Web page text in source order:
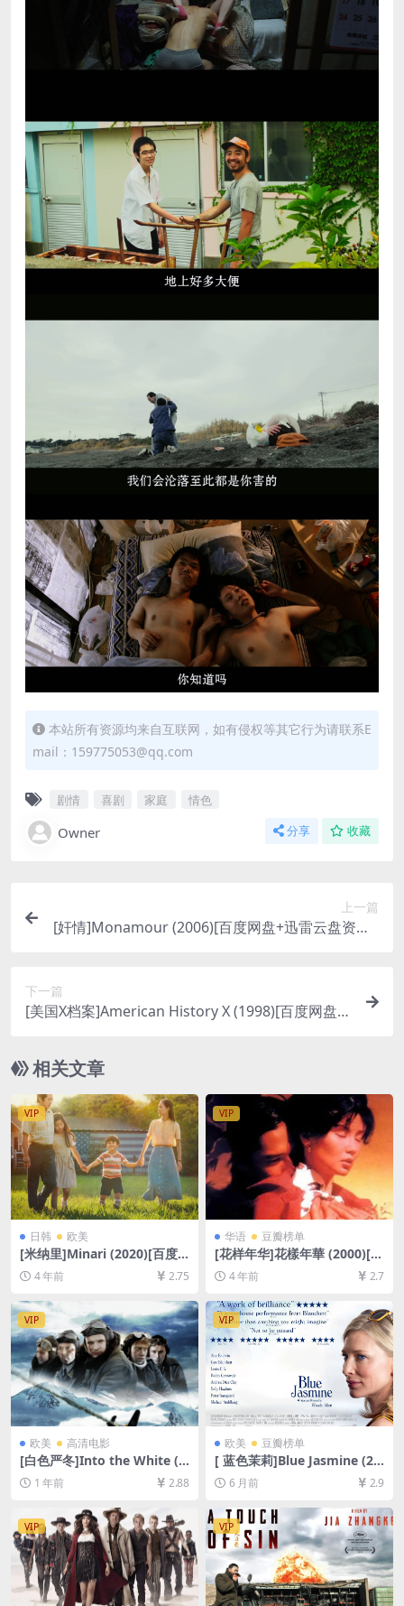
本站所有资源均来自互联网，如有侵权等其它行为请联系E
mail：159775053@qq.com
剧情 喜剧 家庭 情色
Owner 分享 收藏
上一篇
[奸情]Monamour (2006)[百度网盘+迅雷云盘资源1
（含解压密码）】
下一篇
[美国X档案]American History X (1998)[百度网盘
字幕]
相关文章
VIP
日韩 欧美
[米纳里]Minari (2020)[百度
网盘+迅雷云盘资源1080P超
清未删减][MP4/7.2GB][中文
字幕]
4 年前 2.75
VIP
华语 豆瓣榜单
[花样年华]花樣年華 (2000)[百
度网盘+迅雷云盘资源1080P
超清未删减][MP4/6.2GB][粤
语中字]
4 年前 2.7
VIP
欧美 高清电影
[白色严冬]Into the White (2
012)[百度网盘+夸克网盘1080
P超清未删减资源][网盘在线播
幕]
1 年前 2.88
VIP
欧美 豆瓣榜单
[ 蓝色茉莉]Blue Jasmine (20
13)[百度网盘+夸克网盘1080P
超清未删减资源][网盘在线播
幕]
6 月前 2.9
VIP VIP